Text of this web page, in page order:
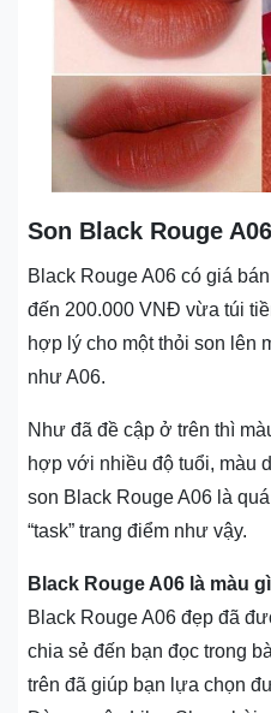
Son Black Rouge
Black Rouge A06 có giá
đến 200.000 VNĐ vừa túi
hợp lý cho một thỏi son lên
như A06.
Như đã đề cập ở trên thì
hợp với nhiều độ tuổi, màu
son Black Rouge A06 là
“task” trang điểm như vậy.
Black Rouge A06 là màu gì
Black Rouge A06 đẹp đã
chia sẻ đến bạn đọc trong
trên đã giúp bạn lựa chọn